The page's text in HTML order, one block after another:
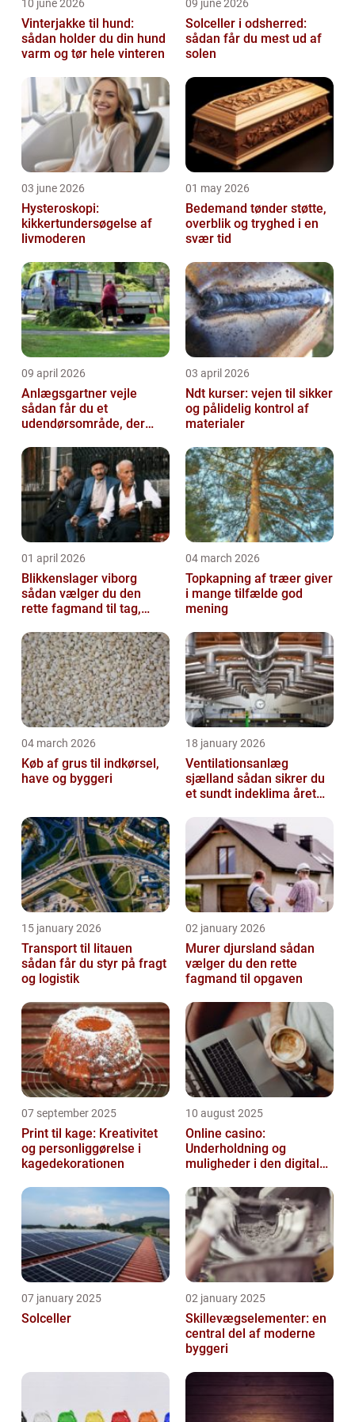
10 june 2026
Vinterjakke til hund:
sådan holder du din hund
varm og tør hele vinteren
09 june 2026
Solceller i odsherred:
sådan får du mest ud af
solen
03 june 2026
Hysteroskopi:
kikkertundersøgelse af
livmoderen
01 may 2026
Bedemand tønder støtte,
overblik og tryghed i en
svær tid
09 april 2026
Anlægsgartner vejle
sådan får du et
udendørsområde, der
03 april 2026
Ndt kurser: vejen til sikker
og pålidelig kontrol af
materialer
01 april 2026
Blikkenslager viborg
sådan vælger du den
rette fagmand til tag,
04 march 2026
Topkapning af træer giver
i mange tilfælde god
mening
04 march 2026
Køb af grus til indkørsel,
have og byggeri
18 january 2026
Ventilationsanlæg
sjælland sådan sikrer du
et sundt indeklima året
15 january 2026
Transport til litauen
sådan får du styr på fragt
og logistik
02 january 2026
Murer djursland sådan
vælger du den rette
fagmand til opgaven
07 september 2025
Print til kage: Kreativitet
og personliggørelse i
kagedekorationen
10 august 2025
Online casino:
Underholdning og
muligheder i den digitale
07 january 2025
Solceller
02 january 2025
Skillevægselementer: en
central del af moderne
byggeri